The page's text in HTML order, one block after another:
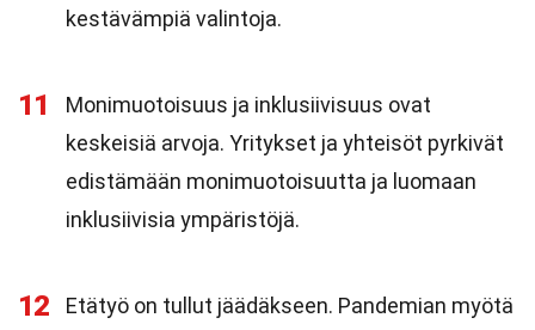
kestävämpiä valintoja.
11
Monimuotoisuus ja inklusiivisuus ovat
keskeisiä arvoja. Yritykset ja yhteisöt pyrkivät
edistämään monimuotoisuutta ja luomaan
inklusiivisia ympäristöjä.
12
Etätyö on tullut jäädäkseen. Pandemian myötä